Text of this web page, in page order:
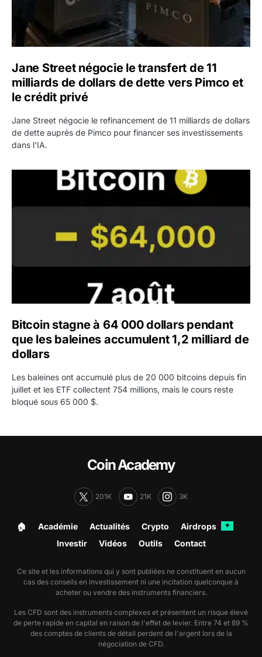
Jane Street négocie le transfert de 11
milliards de dollars de dette vers Pimco et
le crédit privé
Jane Street négocie le refinancement de 11 milliards de dollars
de dette auprès de Pimco pour financer ses investissements
dans l'IA.
Bitcoin stagne à 64 000 dollars pendant que les
Bitcoin stagne à 64 000 dollars pendant
que les baleines accumulent 1,2 milliard de
dollars
Les baleines ont accumulé plus de 20 000 bitcoins depuis fin
juillet et les ETF collectent 754 millions, mais le cours reste
bloqué sous 65 000 $.
Coin Academy
201K 21K 3K
🏠︎ Académie Actualités Crypto Airdrops ✦
Investir Vidéos Outils Contact
Ce site et les informations qui y sont publiées ne constituent en aucun
cas des conseils en investissement ni une incitation quelconque à
acheter ou vendre des instruments financiers.
Les CFD sont des instruments complexes et présentent un risque élevé
de perte rapide en capital en raison de l'effet de levier. Entre 74 et 89 %
des comptes de clients de détail perdent de l'argent lors de la
négociation de CFD.